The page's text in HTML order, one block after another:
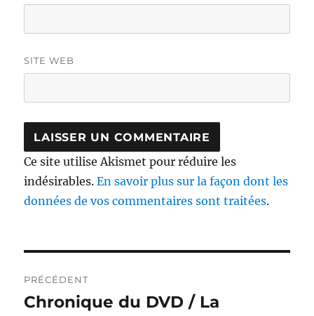
SITE WEB
Ce site utilise Akismet pour réduire les
indésirables.En savoir plus sur la façon dont les
données de vos commentaires sont traitées.
de
PRÉCÉDENT
Publication
Chronique du DVD / La